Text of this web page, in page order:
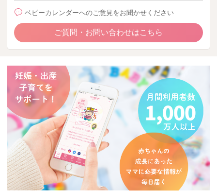
ベビーカレンダーへのご意見をお聞かせください
ご質問・お問い合わせはこちら